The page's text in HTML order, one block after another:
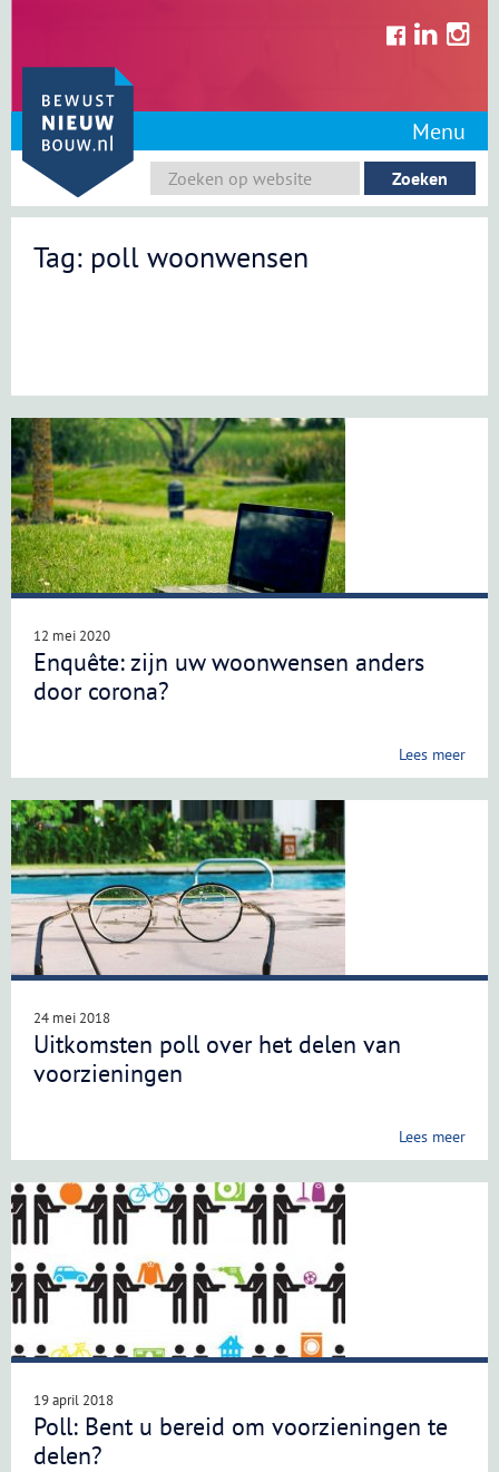
content
Menu
Tag: poll woonwensen
12 mei 2020
Enquête: zijn uw woonwensen anders
door corona?
Lees meer
24 mei 2018
Uitkomsten poll over het delen van
voorzieningen
Lees meer
19 april 2018
Poll: Bent u bereid om voorzieningen te
delen?